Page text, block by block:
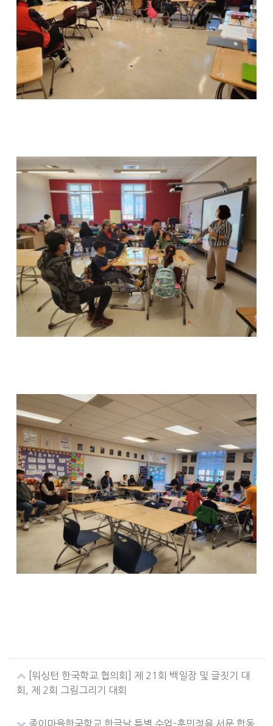
[워싱턴 한국학교 협의회] 제 21회 백일장 및 글짓기 대
회, 제 2회 그림그리기 대회
종이마을한국학교 한글날 특별 수업-훈민정음 서문 합동